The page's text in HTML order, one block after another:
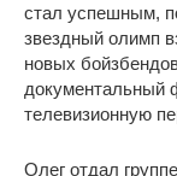
стал успешным,
звездный олимп
новых
документальный
телевизионную
Олег отдал